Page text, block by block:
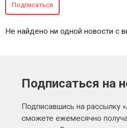
Подписаться
Не найдено ни одной новости с
Подписаться на
Подписавшись на рассылку
сможете ежемесячно